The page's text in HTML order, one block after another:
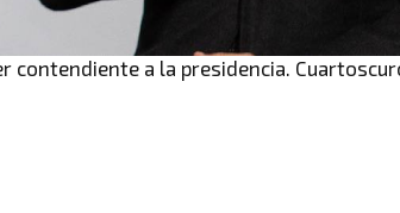
contendiente a la presidencia.